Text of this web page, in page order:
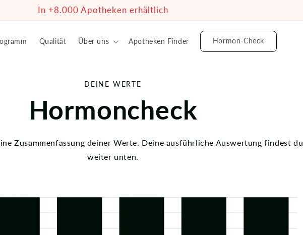
In +8.000 Apotheken erhältlich
Qualität Über uns Apotheken Finder Hormon-Check
DEINE WERTE
Hormoncheck
Zusammenfassung deiner Werte. Deine ausführliche Auswertung findest du
weiter unten.